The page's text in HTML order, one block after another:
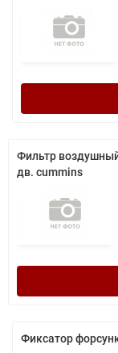
Фильтр воздушный (элемент) isf2.8
дв. cummins
Фиксатор